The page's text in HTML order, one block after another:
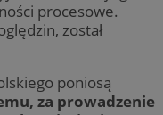
procesowe.
został
poniosą
za prowadzenie